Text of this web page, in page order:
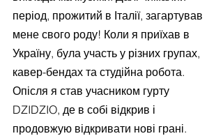
період, прожитий в Італії, загартував
мене свого роду! Коли я приїхав в
Україну, була участь у різних групах,
кавер-бендах та студійна робота.
Опісля я став учасником гурту
DZIDZIO, де в собі відкрив і
продовжую відкривати нові грані.